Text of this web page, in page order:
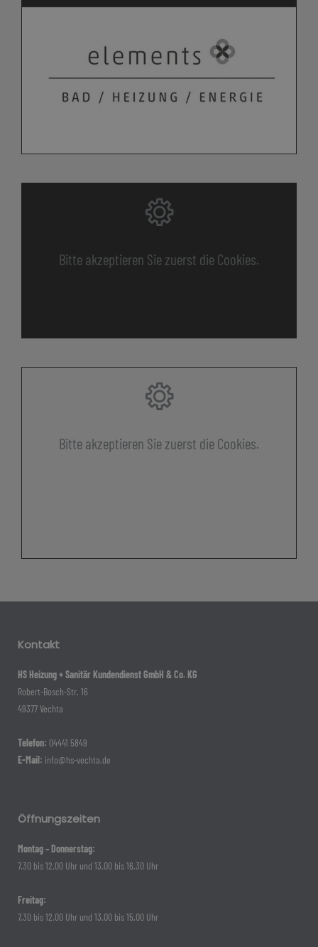
Bitte akzeptieren Sie zuerst die Cookies.
Bitte akzeptieren Sie zuerst die Cookies.
Kontakt
HS Heizung + Sanitär Kundendienst GmbH & Co. KG
Robert-Bosch-Str. 16
49377 Vechta
Telefon: 04441 5849
E-Mail: info@hs-vechta.de
Öffnungszeiten
Montag – Donnerstag:
7.30 bis 12.00 Uhr und 13.00 bis 16.30 Uhr
Freitag:
7.30 bis 12.00 Uhr und 13.00 bis 15.00 Uhr